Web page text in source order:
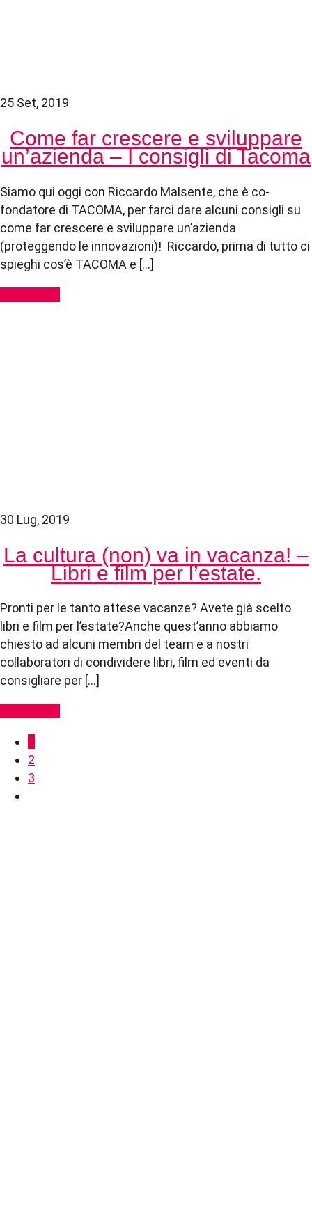
25 Set, 2019
Come far crescere e sviluppare
un’azienda – I consigli di Tacoma
Siamo qui oggi con Riccardo Malsente, che è co-
fondatore di TACOMA, per farci dare alcuni consigli su
come far crescere e sviluppare un’azienda
(proteggendo le innovazioni)! Riccardo, prima di tutto ci
spieghi cos’è TACOMA e […]
30 Lug, 2019
La cultura (non) va in vacanza! –
Libri e film per l’estate.
Pronti per le tanto attese vacanze? Avete già scelto
libri e film per l’estate?Anche quest’anno abbiamo
chiesto ad alcuni membri del team e a nostri
collaboratori di condividere libri, film ed eventi da
consigliare per […]
2
3